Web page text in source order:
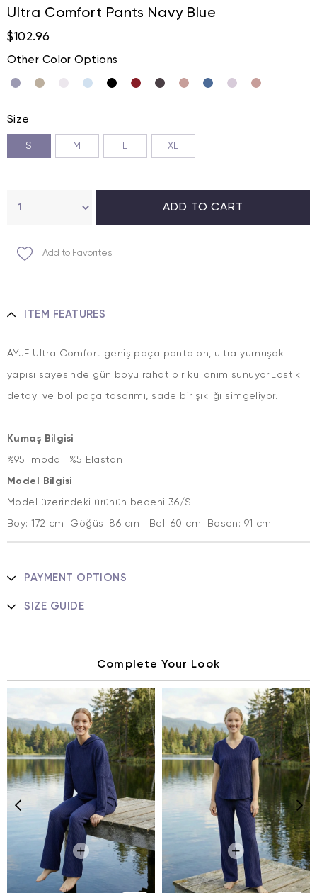
Ultra Comfort Pants Navy Blue
$102.96
Other Color Options
Size
S M L XL
Add to Favorites
ITEM FEATURES
AYJE Ultra Comfort geniş paça pantalon, ultra yumuşak
yapısı sayesinde gün boyu rahat bir kullanım sunuyor.Lastik
detayı ve bol paça tasarımı, sade bir şıklığı simgeliyor.
Kumaş Bilgisi
%95 modal %5 Elastan
Model Bilgisi
Model üzerindeki ürünün bedeni 36/S
Boy: 172 cm Göğüs: 86 cm Bel: 60 cm Basen: 91 cm
PAYMENT OPTIONS
SIZE GUIDE
Complete Your Look